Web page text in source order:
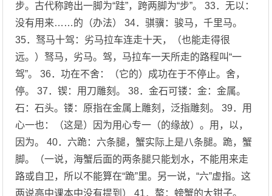
步。古代称跨出一脚为“跬”，跨两脚为“步”。 33．无以：
没有用来……的（办法） 34．骐骥：骏马，千里马。
35．驽马十驾：劣马拉车连走十天，（也能走得很
远。）驽马，劣马。驾，马拉车一天所走的路程叫“一
驾”。 36．功在不舍：（它的）成功在于不停止。舍，
停。 37．锲：用刀雕刻。 38．金石可镂：金：金属。
石：石头。镂：原指在金属上雕刻，泛指雕刻。 39．用
心一也：（这是）因为用心专一（的缘故）。用，以，
因为。 40．六跪：六条腿，蟹实际上是八条腿。跪，蟹
脚。（一说，海蟹后面的两条腿只能划水，不能用来走
路或自卫，所以不能算在“跪”里。另一说，“六”虚指。这
两说高中课本中没有提到） 41．螯：螃蟹的大钳子。